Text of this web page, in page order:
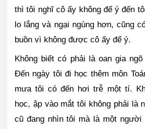
thì tôi nghĩ cô ấy không để ý đến
lo lắng và ngại ngùng hơn, cũng
buồn vì không được cô ấy để ý.
Không biết có phải là oan gia
Đến ngày tôi đi học thêm môn
mưa tôi có đến hơi trễ một tí.
học, ập vào mắt tôi không phải là
cũ đang nhìn tôi mà là một